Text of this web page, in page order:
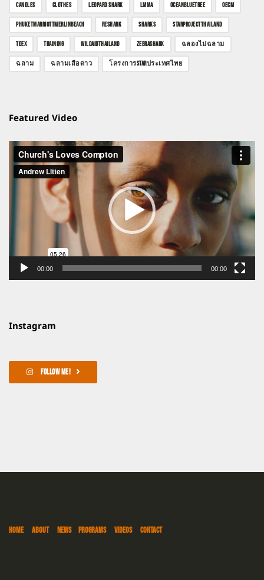
CANDLES CLOTHES LEOPARD SHARK LMMA OCEANBLUETREE OECM
PHUKETMARRIOTTMERLINBEACH RESHARK SHARKS STARPROJECTTHAILAND
TDEX TRAINING WILDAIDTHAILAND ZEBRASHARK ฉลองไม่ฉลาม
ฉลาม ฉลามเสือดาว โครงการSTARประเทศไทย
Featured Video
ตัว
เล่น
ไฟล์
00:00 00:00
Instagram
FOLLOW ME!
HOME ABOUT NEWS PROGRAMS VIDEOS CONTACT